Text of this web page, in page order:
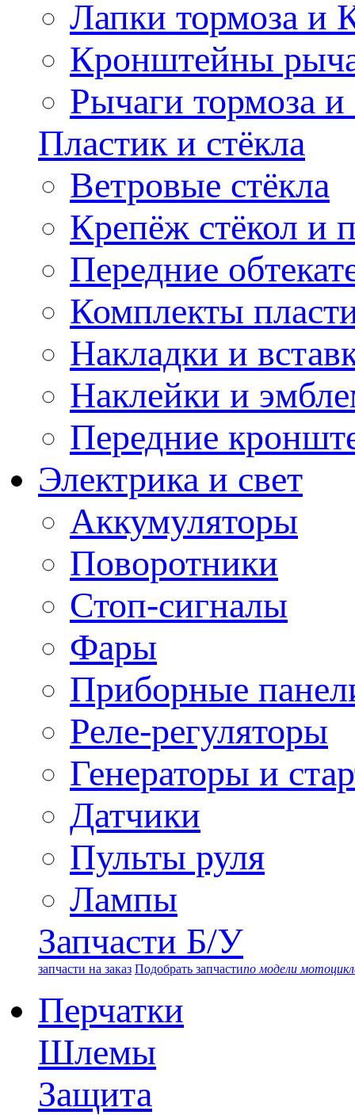
Лапки тормоза и
Кронштейны
Рычаги тормоза и
Пластик и стёкла
Ветровые стёкла
Крепёж стёкол и
Передние
Комплекты
Накладки и
Наклейки и
Передние
Электрика и свет
Аккумуляторы
Поворотники
Стоп-сигналы
Фары
Приборные
Реле-регуляторы
Генераторы и
Датчики
Пульты руля
Лампы
Запчасти Б/У
запчасти на заказ Подобрать запчастипо модели
Перчатки
Шлемы
Защита